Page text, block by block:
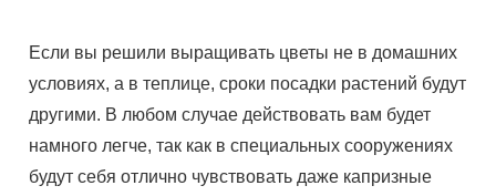
Если вы решили выращивать цветы не в домашних
условиях, а в теплице, сроки посадки растений будут
другими. В любом случае действовать вам будет
намного легче, так как в специальных сооружениях
будут себя отлично чувствовать даже капризные